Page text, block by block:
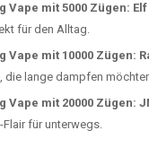
Vape mit 5000 Zügen:
für den Alltag.
Vape mit 10000 Zügen:
die lange dampfen
Vape mit 20000 Zügen:
Flair für unterwegs.